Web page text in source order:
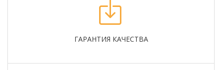
ГАРАНТИЯ КАЧЕСТВА